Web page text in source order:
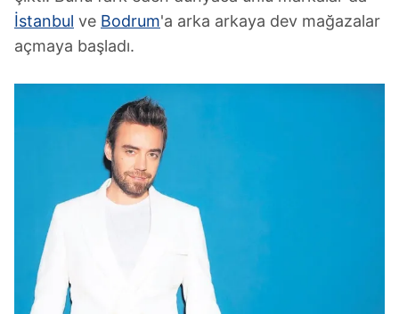
İstanbul ve Bodrum'a arka arkaya dev mağazalar
açmaya başladı.